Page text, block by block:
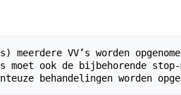
VV’s worden
ook de bijbehorende stop-